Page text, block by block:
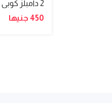
2 دامبلز كوبى تكنو 2.5ك
450 جنيها